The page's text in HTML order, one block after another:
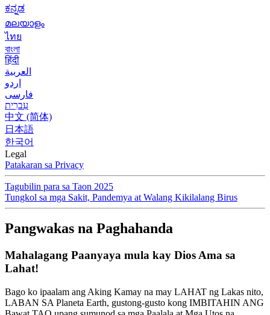
ಕನ್ನಡ
മലയാളം
ไทย
বাংলা
हिंदी
العربية
اردو
فارسی
עִברִית
中文 (简体)
日本語
한국어
Legal
Patakaran sa Privacy
Tagubilin para sa Taon 2025
Tungkol sa mga Sakit, Pandemya at Walang Kikilalang Birus
Pangwakas na Paghahanda
Mahalagang Paanyaya mula kay Dios Ama sa
Lahat!
Bago ko ipaalam ang Aking Kamay na may LAHAT ng Lakas nito,
LABAN SA Planeta Earth, gustong-gusto kong IMBITAHIN ANG